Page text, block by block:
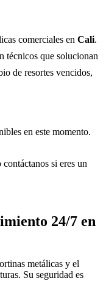
comerciales en Cali.
técnicos que solucionan
de resortes vencidos,
en este momento.
si eres un
24/7 en
metálicas y el
Su seguridad es